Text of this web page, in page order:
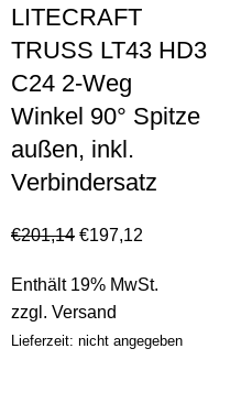
LITECRAFT
TRUSS LT43 HD3
C24 2-Weg
Winkel 90° Spitze
außen, inkl.
Verbindersatz
€201,14 €197,12
Enthält 19% MwSt.
zzgl. Versand
Lieferzeit: nicht angegeben